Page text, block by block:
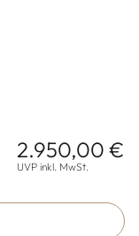
2.950,00 €
UVP inkl. MwSt.